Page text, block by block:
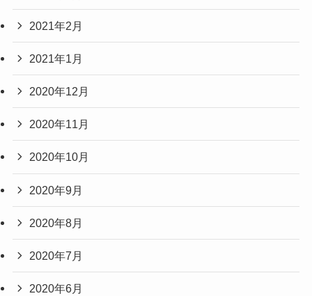
2021年2月
2021年1月
2020年12月
2020年11月
2020年10月
2020年9月
2020年8月
2020年7月
2020年6月